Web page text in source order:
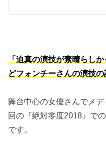
「迫真の演技が素晴らし
どフォンチーさんの演技
舞台中心の女優さんでメ
回の『絶対零度2018』で
です。